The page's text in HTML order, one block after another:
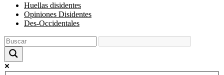
Huellas disidentes
Opiniones Disidentes
Des-Occidentales